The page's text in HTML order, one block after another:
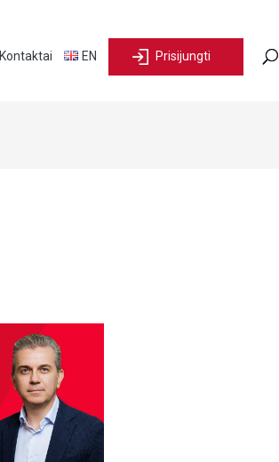
Kontaktai EN Prisijungti